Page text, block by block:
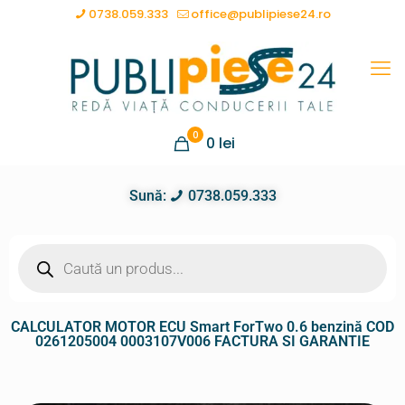
0738.059.333 office@publipiese24.ro
0 0 lei
Sună: 0738.059.333
CALCULATOR MOTOR ECU Smart ForTwo 0.6 benzină COD
0261205004 0003107V006 FACTURA SI GARANTIE